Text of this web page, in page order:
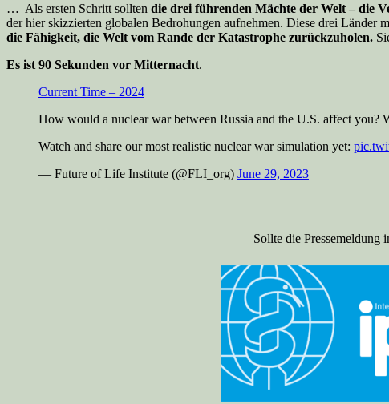
… Als ersten Schritt sollten die drei führenden Mächte der Welt – die
der hier skizzierten globalen Bedrohungen aufnehmen. Diese drei Länder
die Fähigkeit, die Welt vom Rande der Katastrophe zurückzuholen.
Es ist 90 Sekunden vor Mitternacht.
Current Time – 2024
How would a nuclear war between Russia and the U.S. affect you?
Watch and share our most realistic nuclear war simulation yet:
— Future of Life Institute (@FLI_org) June 29, 2023
Sollte die